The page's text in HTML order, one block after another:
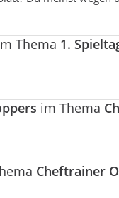
Thema 1.
im Thema
Cheftrainer